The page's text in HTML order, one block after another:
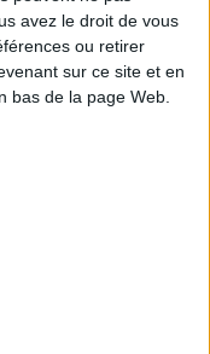
avez le droit de vous
ou retirer
sur ce site et en
bas de la page Web.
PARISIAN GARDENS?